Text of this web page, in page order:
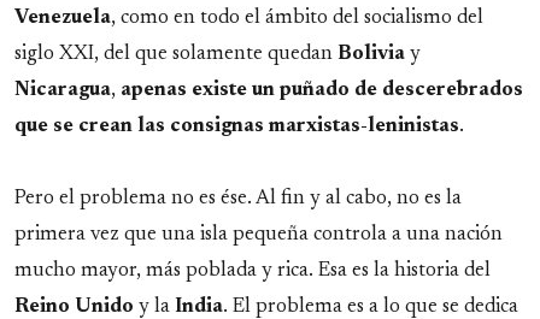
Venezuela, como en todo el ámbito del socialismo del
siglo XXI, del que solamente quedan Bolivia y
Nicaragua, apenas existe un puñado de descerebrados
que se crean las consignas marxistas-leninistas.
Pero el problema no es ése. Al fin y al cabo, no es la
primera vez que una isla pequeña controla a una nación
mucho mayor, más poblada y rica. Esa es la historia del
Reino Unido y la India. El problema es a lo que se dedica